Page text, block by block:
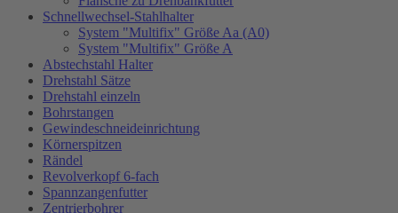
Schnellwechsel-Stahlhalter
System "Multifix" Größe Aa (A0)
System "Multifix" Größe A
Abstechstahl Halter
Drehstahl Sätze
Drehstahl einzeln
Bohrstangen
Gewindeschneideinrichtung
Körnerspitzen
Rändel
Revolverkopf 6-fach
Spannzangenfutter
Zentrierbohrer